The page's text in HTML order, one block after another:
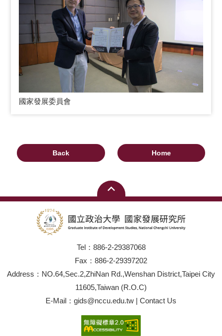
國家發展委員會
Back Home
Tel：886-2-29387068
Fax：886-2-29397202
Address：NO.64,Sec.2,ZhiNan Rd.,Wenshan District,Taipei City
11605,Taiwan (R.O.C)
E-Mail：gids@nccu.edu.tw | Contact Us